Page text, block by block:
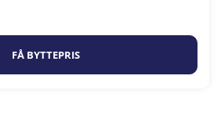
FÅ BYTTEPRIS